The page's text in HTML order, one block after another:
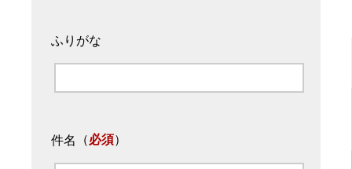
ふりがな
件名 （必須）